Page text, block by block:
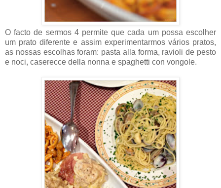
O facto de sermos 4 permite que cada um possa escolher
um prato diferente e assim experimentarmos vários pratos,
as nossas escolhas foram: pasta alla forma, ravioli de pesto
e noci, caserecce della nonna e spaghetti con vongole.